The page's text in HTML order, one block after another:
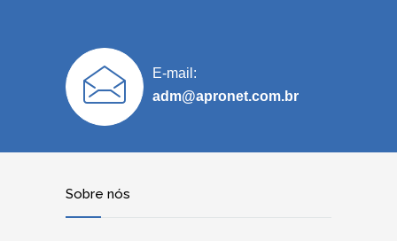
E-mail:
adm@apronet.com.br
Sobre nós